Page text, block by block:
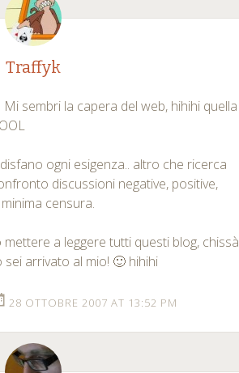
Traffyk
sembri la capera del web, hihihi quella
ogni esigenza.. altro che ricerca
discussioni negative, positive,
censura.
a leggere tutti questi blog, chissà
arrivato al mio! 🙂 hihihi
28 OTTOBRE 2007 AT 13:52 PM